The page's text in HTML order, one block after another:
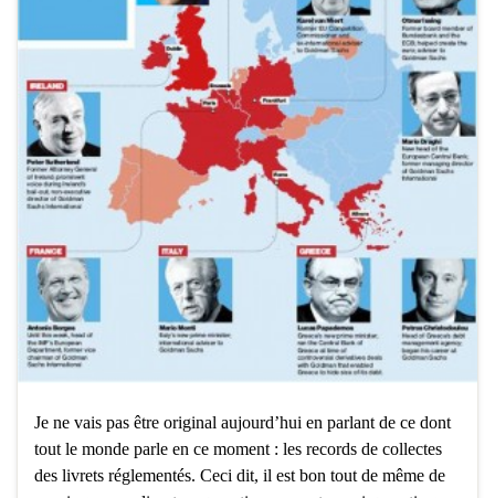
Je ne vais pas être original aujourd’hui en parlant de ce dont
tout le monde parle en ce moment : les records de collectes
des livrets réglementés. Ceci dit, il est bon tout de même de